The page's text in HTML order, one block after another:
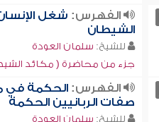
الفهرس: شغل
الشيطان
للشيخ: سلمان العودة
جزء من محاضرة ( مكائد
الفهرس: الحكمة في
صفات الربانيين الحكمة
للشيخ: سلمان العودة